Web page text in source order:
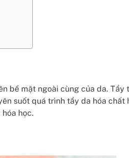
bề mặt ngoài cùng của da. Tẩy
suốt quá trình tẩy da hóa chất
học.